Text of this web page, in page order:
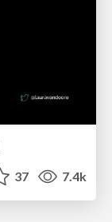
37 7.4k